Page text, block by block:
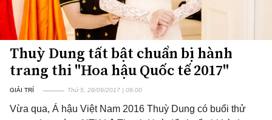
Thuỳ Dung tất bật chuẩn bị hành
trang thi "Hoa hậu Quốc tế 2017"
GIẢI TRÍ Thứ 5, 28/09/2017 | 09:00
Vừa qua, Á hậu Việt Nam 2016 Thuỳ Dung có buổi thử